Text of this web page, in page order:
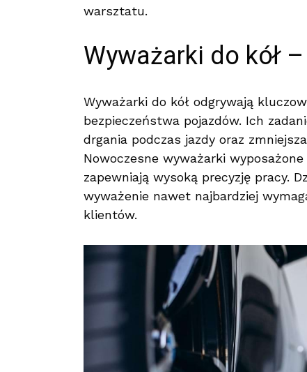
warsztatu.
Wyważarki do kół
Wyważarki do kół odgrywają
bezpieczeństwa pojazdów. Ich
drgania podczas jazdy oraz
Nowoczesne wyważarki
zapewniają wysoką precyzję pracy.
wyważenie nawet najbardziej
klientów.